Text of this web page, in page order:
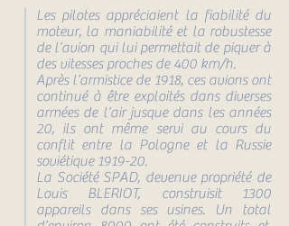
Les pilotes appréciaient la fiabilité du
moteur, la maniabilité et la robustesse
de l’avion qui lui permettait de piquer à
des vitesses proches de 400 km/h.
Après l’armistice de 1918, ces avions ont
continué à être exploités dans diverses
armées de l’air jusque dans les années
20, ils ont même servi au cours du
conflit entre la Pologne et la Russie
soviétique 1919-20.
La Société SPAD, devenue propriété de
Louis BLERIOT, construisit 1300
appareils dans ses usines. Un total